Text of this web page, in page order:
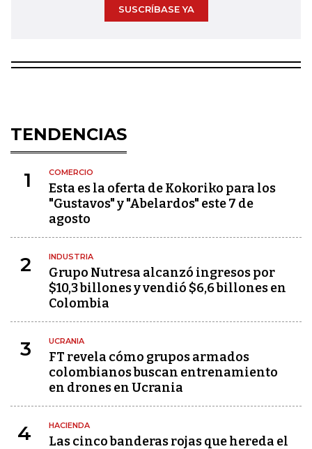
SUSCRÍBASE YA
TENDENCIAS
1 COMERCIO
Esta es la oferta de Kokoriko para los
"Gustavos" y "Abelardos" este 7 de
agosto
2 INDUSTRIA
Grupo Nutresa alcanzó ingresos por
$10,3 billones y vendió $6,6 billones en
Colombia
3 UCRANIA
FT revela cómo grupos armados
colombianos buscan entrenamiento
en drones en Ucrania
4 HACIENDA
Las cinco banderas rojas que hereda el